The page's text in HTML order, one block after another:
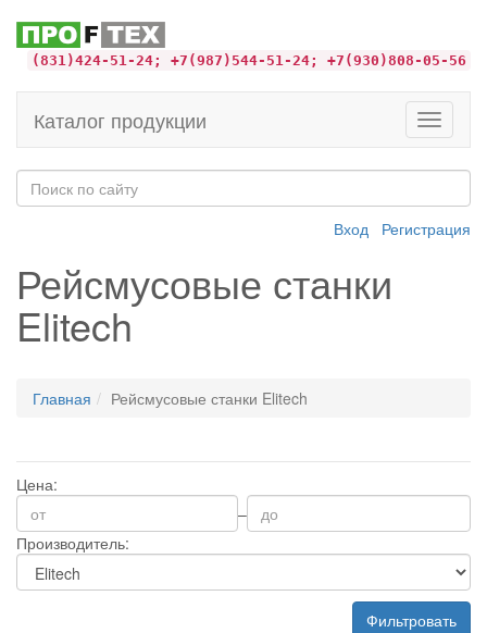
(831)424-51-24; +7(987)544-51-24; +7(930)808-05-56
Toggle
Каталог продукции
Вход Регистрация
Рейсмусовые станки
Elitech
Главная Рейсмусовые станки Elitech
Цена:
–
Производитель:
Фильтровать